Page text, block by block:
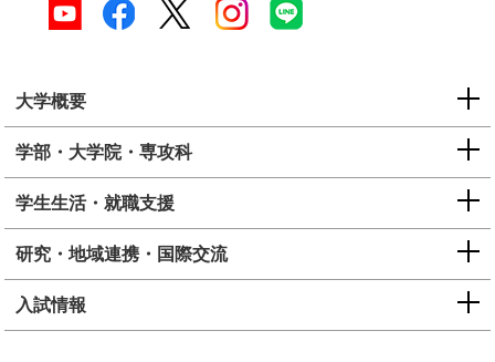
大学概要
学部・大学院・専攻科
学生生活・就職支援
研究・地域連携・国際交流
入試情報